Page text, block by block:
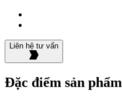
Liên hệ tư vấn
Đặc điểm sản phẩm